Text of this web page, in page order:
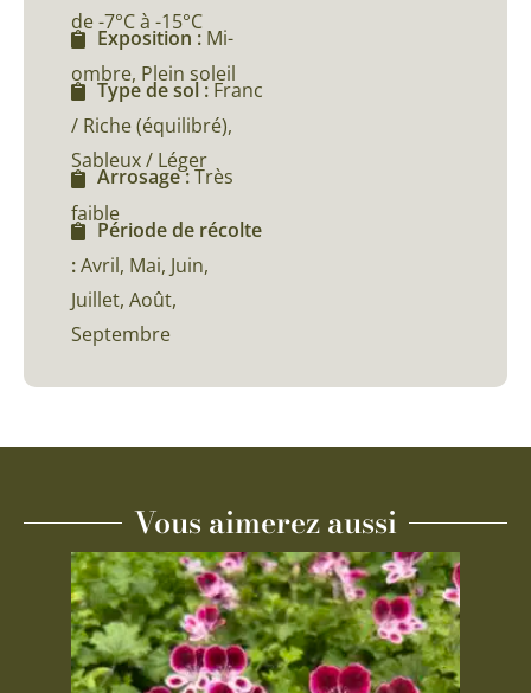
de -7°C à -15°C
Exposition : Mi-
ombre, Plein soleil
Type de sol : Franc
/ Riche (équilibré),
Sableux / Léger
Arrosage :Très
faible
Période de récolte
:Avril, Mai, Juin,
Juillet, Août,
Septembre
Vous aimerez aussi